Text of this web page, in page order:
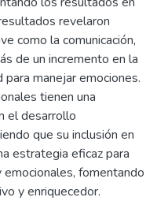
revelaron
como la comunicación,
de un incremento en la
manejar emociones.
tienen una
el desarrollo
que su inclusión en
estrategia eficaz para
fomentando
y enriquecedor.